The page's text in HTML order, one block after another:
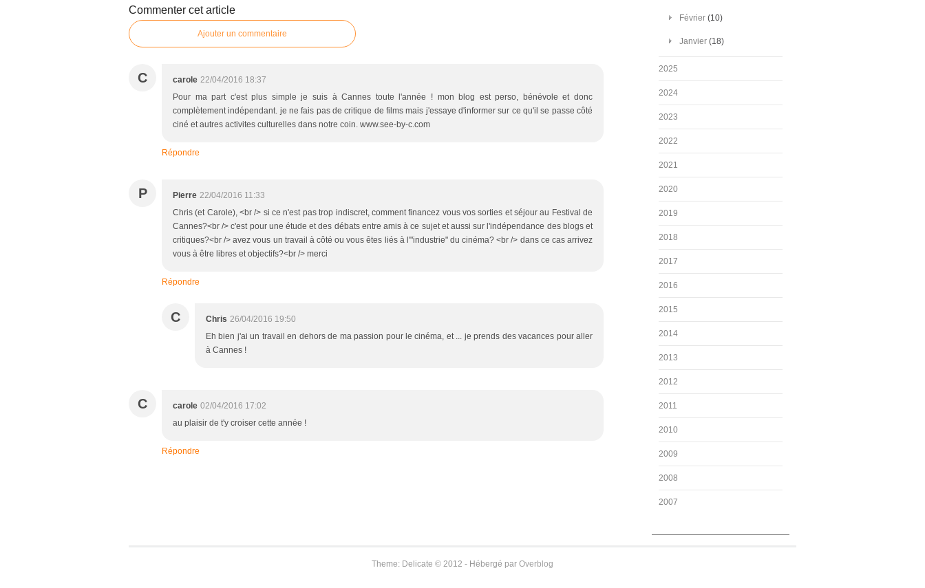
Commenter cet article
Ajouter un commentaire
C carole 22/04/2016 18:37
Pour ma part c'est plus simple je suis à Cannes toute l'année ! mon blog est perso, bénévole et donc
complètement indépendant. je ne fais pas de critique de films mais j'essaye d'informer sur ce qu'il se passe côté
ciné et autres activites culturelles dans notre coin. www.see-by-c.com
Répondre
P Pierre 22/04/2016 11:33
Chris (et Carole), <br /> si ce n'est pas trop indiscret, comment financez vous vos sorties et séjour au Festival de
Cannes?<br /> c'est pour une étude et des débats entre amis à ce sujet et aussi sur l'indépendance des blogs et
critiques?<br /> avez vous un travail à côté ou vous êtes liés à l'"industrie" du cinéma? <br /> dans ce cas arrivez
vous à être libres et objectifs?<br /> merci
Répondre
C Chris 26/04/2016 19:50
Eh bien j'ai un travail en dehors de ma passion pour le cinéma, et ... je prends des vacances pour aller
à Cannes !
C carole 02/04/2016 17:02
au plaisir de t'y croiser cette année !
Répondre
Février (10)
Janvier (18)
2025
2024
2023
2022
2021
2020
2019
2018
2017
2016
2015
2014
2013
2012
2011
2010
2009
2008
2007
Theme: Delicate © 2012 - Hébergé par Overblog